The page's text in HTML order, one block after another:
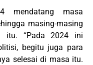
mendatang masa
masing-masing
itu. “Pada 2024 ini
begitu juga para
selesai di masa itu.